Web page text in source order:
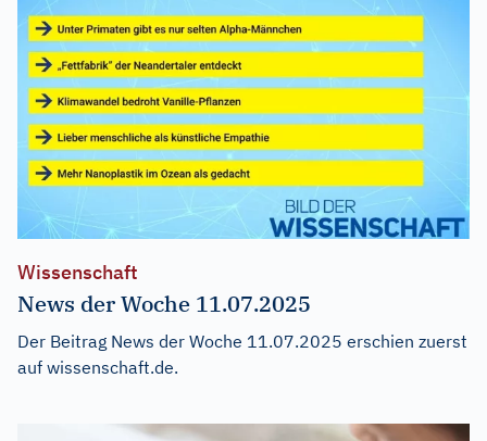
Wissenschaft
News der Woche 11.07.2025
Der Beitrag News der Woche 11.07.2025 erschien zuerst
auf wissenschaft.de.